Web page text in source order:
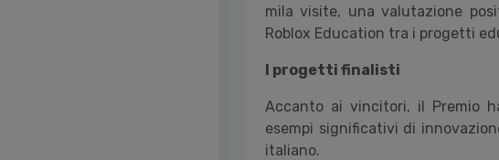
mila visite, una valutazione
Roblox Education tra i progetti
I progetti finalisti
Accanto ai vincitori, il Premio
esempi significativi di
italiano.